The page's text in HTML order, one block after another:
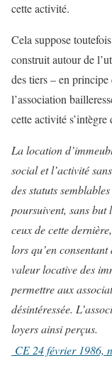
cette activité.
Cela suppose
construit autour de
des tiers – en principe
l’association
cette activité
La location
social et l’activité
des statuts
poursuivent, sans but
ceux de cette
lors qu’en
valeur locative des
permettre aux
désintéressée.
loyers ainsi perçus.
CE 24 février 1986,